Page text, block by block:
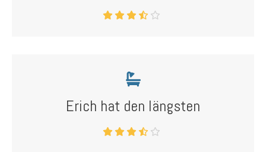
Erich hat den längsten